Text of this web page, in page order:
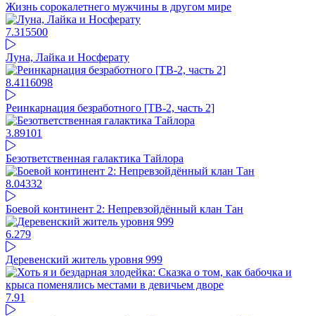
Жизнь сорокалетнего мужчины в другом мире
7.31 5500
Луна, Лайка и Носферату
8.4116098
Реинкарнация безработного [ТВ-2, часть 2]
3.89101
Безответственная галактика Тайлора
8.04332
Боевой континент 2: Непревзойдённый клан Тан
6.279
Деревенский житель уровня 999
7.91